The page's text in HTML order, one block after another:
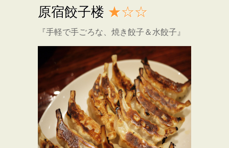
原宿餃子楼 ★☆☆
『手軽で手ごろな、焼き餃子＆水餃子』